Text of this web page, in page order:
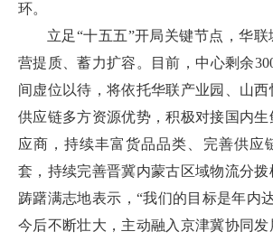
环。
立足“十五五”开局关键节点，华
营提质、蓄力扩容。目前，中心剩余
间虚位以待，将依托华联产业园、山
供应链多方资源优势，积极对接国内
应商，持续丰富货品品类、完善供应
套，持续完善晋冀内蒙古区域物流分
踌躇满志地表示，“我们的目标是年内
今后不断壮大，主动融入京津冀协同